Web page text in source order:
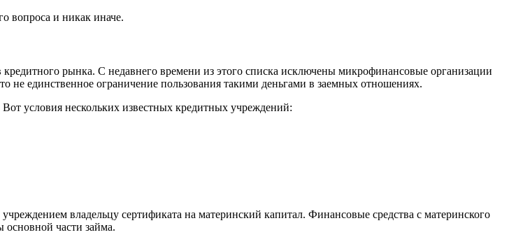
вопроса и никак иначе.
рынка. С недавнего времени из этого списка исключены микрофинансовые организации
единственное ограничение пользования такими деньгами в заемных отношениях.
условия нескольких известных кредитных учреждений:
владельцу сертификата на материнский капитал. Финансовые средства с материнского
основной части займа.